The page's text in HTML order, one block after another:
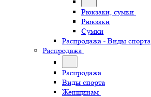
Рюкзаки, сумки
Рюкзаки
Сумки
Распродажа - Виды спорта
Распродажа
Распродажа
Виды спорта
Женщинам